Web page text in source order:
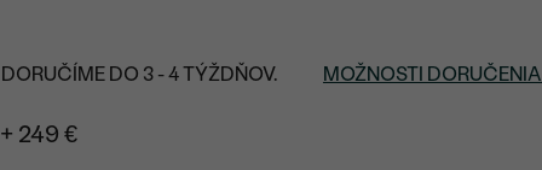
DO 3 - 4 TÝŽDŇOV. MOŽNOSTI DORUČENIA
+ 249 €